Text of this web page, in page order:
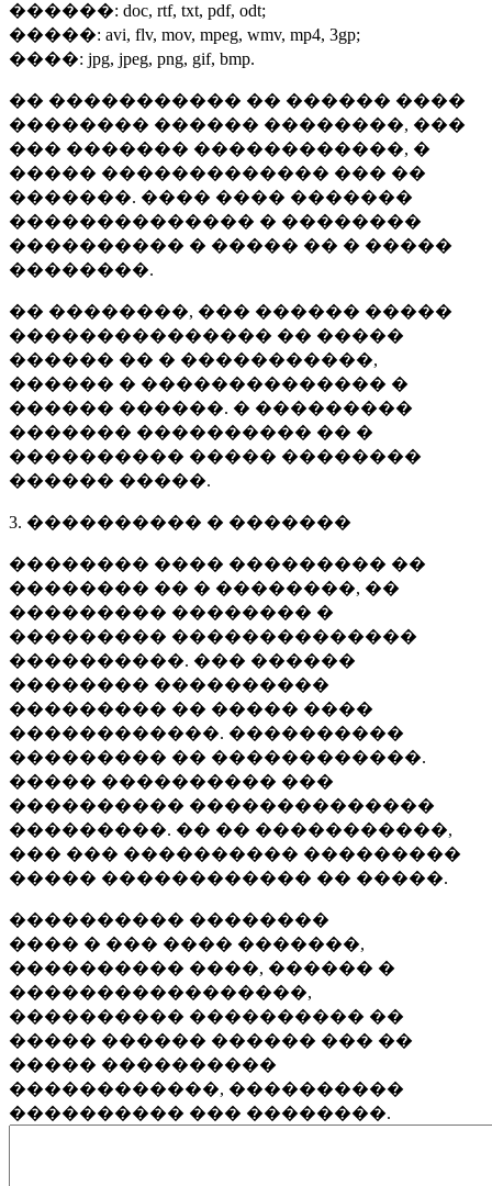
������: doc, rtf, txt, pdf, odt;
�����: avi, flv, mov, mpeg, wmv, mp4, 3gp;
����: jpg, jpeg, png, gif, bmp.
�� ����������� �� ������ ����
�������� ������ ��������, ���
��� ������� ������������, �
����� ������������� ��� ��
�������. ���� ���� �������
�������������� � ��������
���������� � ����� �� � �����
��������.
�� ��������, ��� ������ �����
��������������� �� �����
������ �� � �����������,
������ � �������������� �
������ ������. � ���������
������� ���������� �� �
���������� ����� ��������
������ �����.
3. ���������� � �������
�������� ���� ��������� ��
�������� �� � ��������, ��
��������� �������� �
��������� ��������������
����������. ��� ������
�������� ����������
��������� �� ����� ����
������������. ����������
��������� �� ������������.
����� ���������� ���
���������� ��������������
���������. �� �� �����������,
��� ��� ���������� ���������
����� ������������ �� �����.
���������� ��������
���� � ��� ���� �������,
���������� ����, ������ �
�����������������,
���������� ���������� ��
����� ������ ������ ��� ��
����� ����������
������������, ����������
���������� ��� ��������.